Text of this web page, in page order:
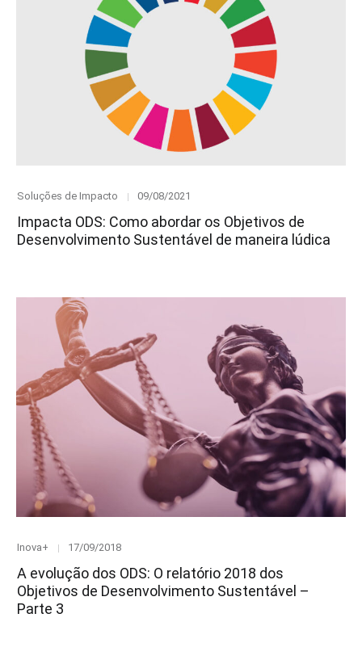
Category
Soluções de Impacto
Posted
09/08/2021
Impacta ODS: Como abordar os Objetivos de
Desenvolvimento Sustentável de maneira lúdica
Category
Inova+
Posted
17/09/2018
A evolução dos ODS: O relatório 2018 dos
Objetivos de Desenvolvimento Sustentável –
Parte 3